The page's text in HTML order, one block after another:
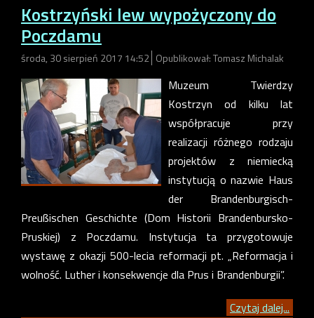
Kostrzyński lew wypożyczony do
Poczdamu
środa, 30 sierpień 2017 14:52 Opublikował: Tomasz Michalak
Muzeum Twierdzy
Kostrzyn od kilku lat
współpracuje przy
realizacji różnego rodzaju
projektów z niemiecką
instytucją o nazwie Haus
der Brandenburgisch-
Preußischen Geschichte (Dom Historii Brandenbursko-
Pruskiej) z Poczdamu. Instytucja ta przygotowuje
wystawę z okazji 500-lecia reformacji pt. „Reformacja i
wolność. Luther i konsekwencje dla Prus i Brandenburgii”.
Czytaj dalej...